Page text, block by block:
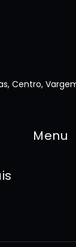
Centro,
Menu